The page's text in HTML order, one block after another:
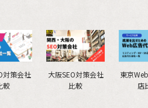
対策会社
較
大阪SEO対策会社
比較
東京
店